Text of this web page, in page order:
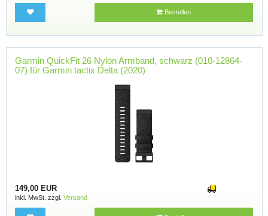
Bestellen
Garmin QuickFit 26 Nylon Armband, schwarz (010-12864-
07) für Garmin tactix Delta (2020)
149,00 EUR
inkl. MwSt. zzgl. Versand